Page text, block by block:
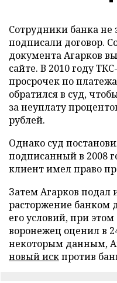
Сотрудники банка
подписали договор.
документа Агарков
сайте. В 2010 году
просрочек по
обратился в суд,
за неуплату
рублей.
Однако суд
подписанный в 2008
клиент имел право
Затем Агарков подал
расторжение банком
его условий, при
воронежец оценил в
некоторым данным,
новый искпротив